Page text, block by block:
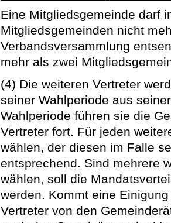
Eine Mitgliedsgemeinde darf
Mitgliedsgemeinden nicht
Verbandsversammlung
mehr als zwei
(4) Die weiteren Vertreter
seiner Wahlperiode aus
Wahlperiode führen sie die
Vertreter fort. Für jeden
wählen, der diesen im Falle
entsprechend. Sind mehrere
wählen, soll die
werden. Kommt eine
Vertreter von den